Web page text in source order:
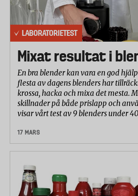
LABORATORIETEST
Mixat resultat i
En bra blender kan vara en god
flesta av dagens blenders har
krossa, hacka och mixa det mesta.
skillnader på både prislapp och
visar vårt test av 9 blenders under
17 MARS